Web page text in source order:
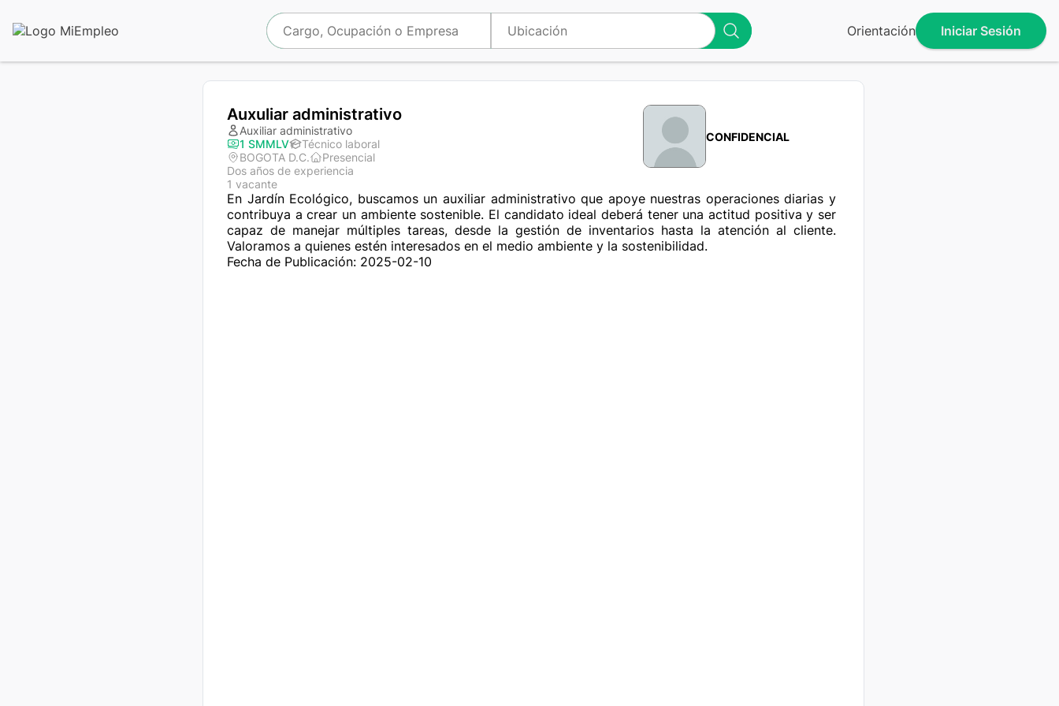
Orientación Iniciar Sesión
Auxuliar administrativo
Auxiliar administrativo
1 SMMLV
Técnico laboral
BOGOTA D.C.
Presencial
Dos años de experiencia
1 vacante
CONFIDENCIAL
En Jardín Ecológico, buscamos un auxiliar administrativo que apoye nuestras operaciones diarias y
contribuya a crear un ambiente sostenible. El candidato ideal deberá tener una actitud positiva y ser
capaz de manejar múltiples tareas, desde la gestión de inventarios hasta la atención al cliente.
Valoramos a quienes estén interesados en el medio ambiente y la sostenibilidad.
Fecha de Publicación: 2025-02-10